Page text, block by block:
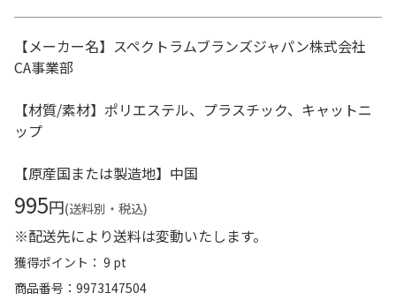
【メーカー名】スペクトラムブランズジャパン株式会社
CA事業部
【材質/素材】ポリエステル、プラスチック、キャットニ
ップ
【原産国または製造地】中国
995円(送料別・税込)
※配送先により送料は変動いたします。
獲得ポイント： 9 pt
商品番号
9973147504